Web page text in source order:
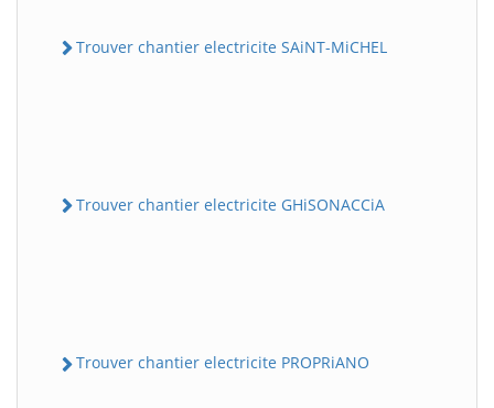
Trouver chantier electricite SAiNT-MiCHEL
Trouver chantier electricite GHiSONACCiA
Trouver chantier electricite PROPRiANO